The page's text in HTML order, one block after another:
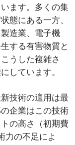
ます。多くの集
態にある一方、
造業、電子機
する有害物質と
うした複雑さ
しています。
技術の適用は最
企業はこの技術
の高さ（初期費
力の不足によ